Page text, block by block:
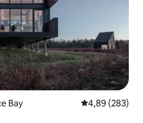
Bay
4,89 (283)